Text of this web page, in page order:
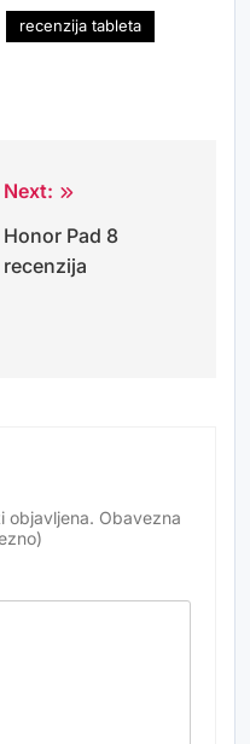
recenzija tableta
Next:
Honor Pad 8
recenzija
objavljena. Obavezna